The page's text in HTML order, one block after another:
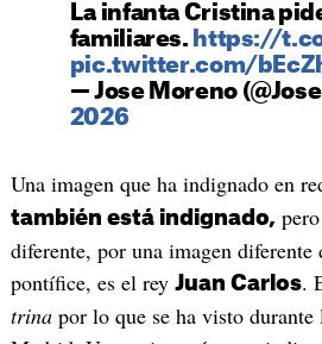
La infanta Cristina
familiares. https://
pic.twitter.com/
— Jose Moreno
2026
Una imagen que ha indignado en
también está indignado,
diferente, por una imagen
pontífice, es el rey Juan Carlos.
trinapor lo que se ha visto durante